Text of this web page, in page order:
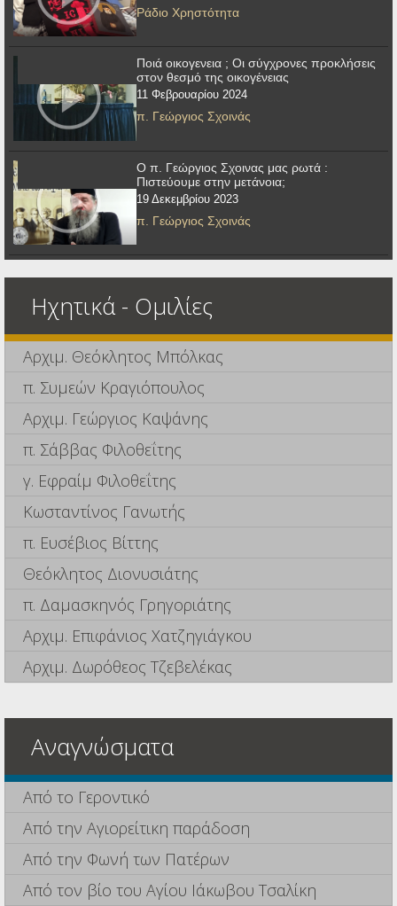
Ράδιο Χρηστότητα
Ποιά οικογενεια ; Οι σύγχρονες προκλήσεις
στον θεσμό της οικογένειας
11 Φεβρουαρίου 2024
π. Γεώργιος Σχοινάς
Ο π. Γεώργιος Σχοινας μας ρωτά :
Πιστεύουμε στην μετάνοια;
19 Δεκεμβρίου 2023
π. Γεώργιος Σχοινάς
Ηχητικά - Ομιλίες
Αρχιμ. Θεόκλητος Μπόλκας
π. Συμεών Κραγιόπουλος
Αρχιμ. Γεώργιος Καψάνης
π. Σάββας Φιλοθεΐτης
γ. Εφραίμ Φιλοθεΐτης
Κωσταντίνος Γανωτής
π. Ευσέβιος Βίττης
Θεόκλητος Διονυσιάτης
π. Δαμασκηνός Γρηγοριάτης
Αρχιμ. Επιφάνιος Χατζηγιάγκου
Αρχιμ. Δωρόθεος Τζεβελέκας
Αναγνώσματα
Από το Γεροντικό
Από την Αγιορείτικη παράδοση
Από την Φωνή των Πατέρων
Από τον βίο του Αγίου Ιάκωβου Τσαλίκη